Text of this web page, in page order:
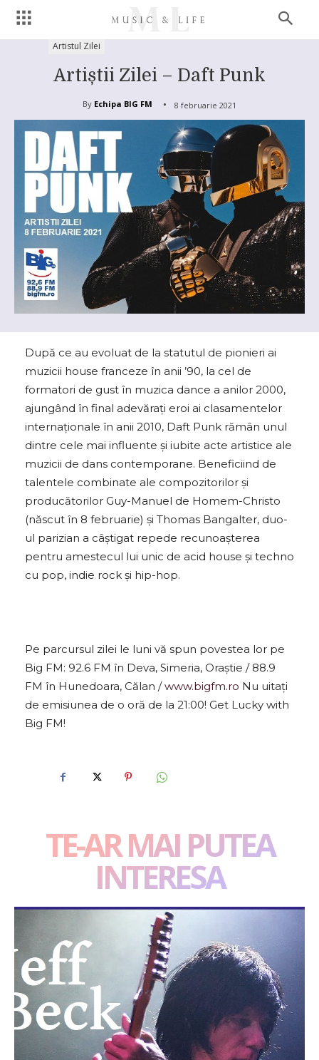
Artistul Zilei
Artiștii Zilei – Daft Punk
By Echipa BIG FM 8 februarie 2021
După ce au evoluat de la statutul de pionieri ai
muzicii house franceze în anii ’90, la cel de
formatori de gust în muzica dance a anilor 2000,
ajungând în final adevărați eroi ai clasamentelor
internaționale în anii 2010, Daft Punk rămân unul
dintre cele mai influente și iubite acte artistice ale
muzicii de dans contemporane. Beneficiind de
talentele combinate ale compozitorilor și
producătorilor Guy-Manuel de Homem-Christo
(născut în 8 februarie) și Thomas Bangalter, duo-
ul parizian a câștigat repede recunoașterea
pentru amestecul lui unic de acid house și techno
cu pop, indie rock și hip-hop.
Pe parcursul zilei le luni vă spun povestea lor pe
Big FM: 92.6 FM în Deva, Simeria, Oraștie / 88.9
FM în Hunedoara, Călan /www.bigfm.ro Nu uitați
de emisiunea de o oră de la 21:00! Get Lucky with
Big FM!
TE-AR MAI PUTEA
INTERESA